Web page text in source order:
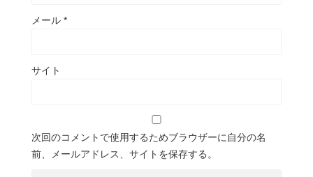
メール *
サイト
次回のコメントで使用するためブラウザーに自分の名
前、メールアドレス、サイトを保存する。